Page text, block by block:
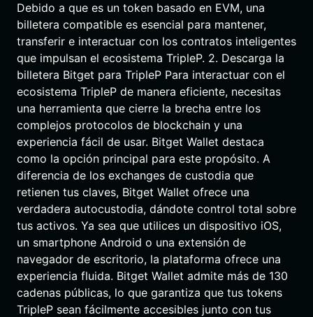
Debido a que es un token basado en EVM, una
billetera compatible es esencial para mantener,
transferir e interactuar con los contratos inteligentes
que impulsan el ecosistema TripleP. 2. Descarga la
billetera Bitget para TripleP Para interactuar con el
ecosistema TripleP de manera eficiente, necesitas
una herramienta que cierre la brecha entre los
complejos protocolos de blockchain y una
experiencia fácil de usar. Bitget Wallet destaca
como la opción principal para este propósito. A
diferencia de los exchanges de custodia que
retienen tus claves, Bitget Wallet ofrece una
verdadera autocustodia, dándote control total sobre
tus activos. Ya sea que utilices un dispositivo iOS,
un smartphone Android o una extensión de
navegador de escritorio, la plataforma ofrece una
experiencia fluida. Bitget Wallet admite más de 130
cadenas públicas, lo que garantiza que tus tokens
TripleP sean fácilmente accesibles junto con tus